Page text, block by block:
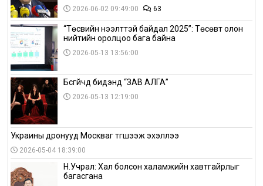
2026-06-02 09:49:00 63
“Төсвийн нээлттэй байдал 2025”: Төсөвт олон
нийтийн оролцоо бага байна
2026-05-13 13:56:00
Бүсгүйчүүд бидэнд “ЗАВ АЛГА”
2026-05-13 12:19:00
Украины дронууд Москваг түгшээж эхэллээ
2026-05-04 18:39:00
Н.Учрал: Хал болсон халамжийн хавтгайрлыг
багасгана